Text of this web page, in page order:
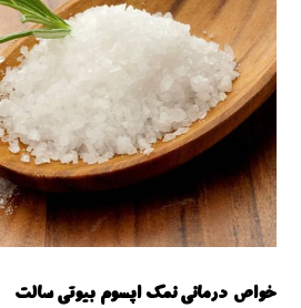
خواص درمانی نمک اپسوم بیوتی سالت